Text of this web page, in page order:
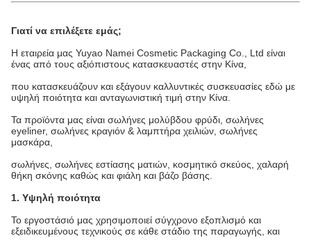
Γιατί να επιλέξετε εμάς;
Η εταιρεία μας Yuyao Namei Cosmetic Packaging Co., Ltd είναι
ένας από τους αξιόπιστους κατασκευαστές στην Κίνα,
που κατασκευάζουν και εξάγουν καλλυντικές συσκευασίες εδώ με
υψηλή ποιότητα και ανταγωνιστική τιμή στην Κίνα.
Τα προϊόντα μας είναι σωλήνες μολύβδου φρύδι, σωλήνες
eyeliner, σωλήνες κραγιόν & λαμπτήρα χειλιών, σωλήνες
μασκάρα,
σωλήνες, σωλήνες εστίασης ματιών, κοσμητικό σκεύος, χαλαρή
θήκη σκόνης καθώς και φιάλη και βάζο βάσης.
1. Υψηλή ποιότητα
Το εργοστάσιό μας χρησιμοποιεί σύγχρονο εξοπλισμό και
εξειδικευμένους τεχνικούς σε κάθε στάδιο της παραγωγής, και